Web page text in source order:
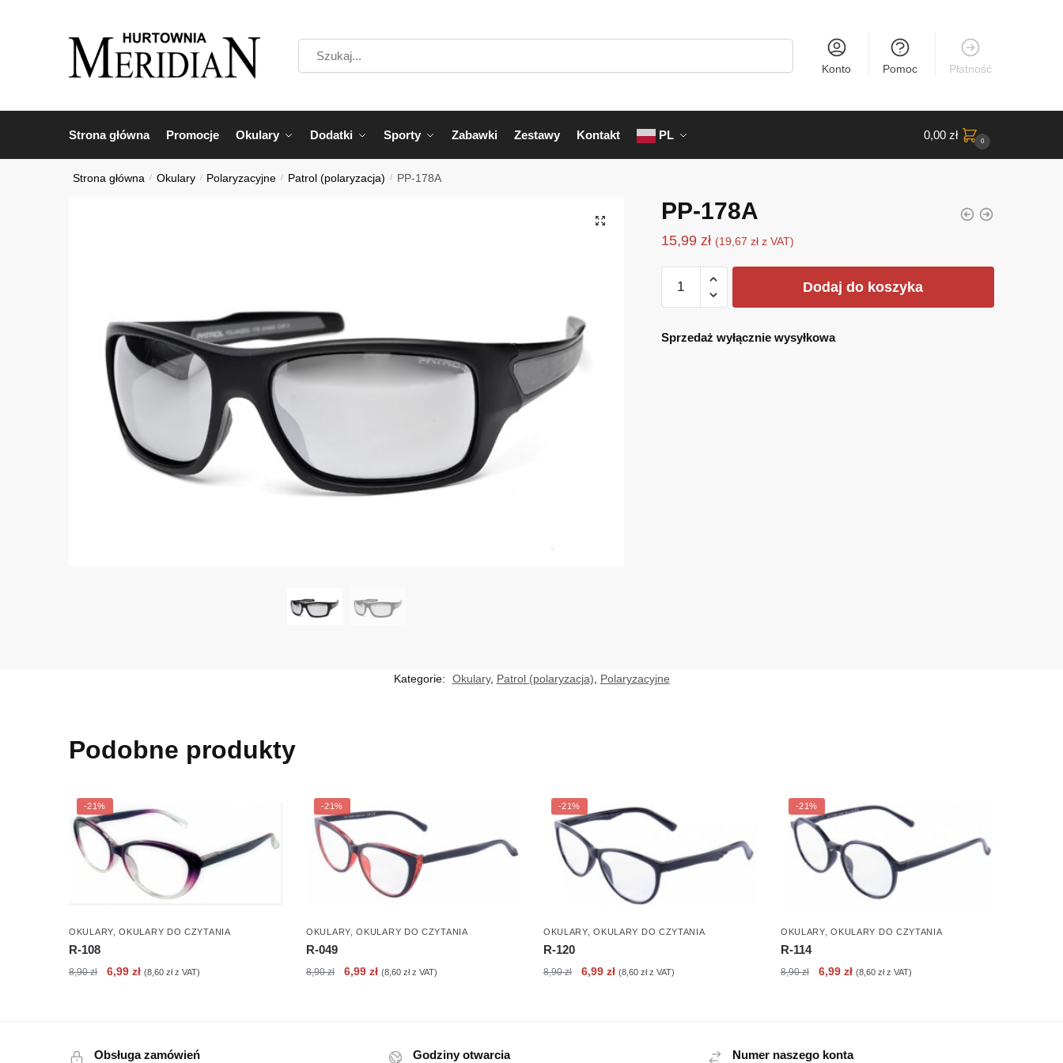
Konto Pomoc Płatność
Strona główna Promocje Okulary Dodatki Sporty Zabawki Zestawy Kontakt PL 0,00 zł 0
Strona główna / Okulary / Polaryzacyjne / Patrol (polaryzacja) / PP-178A
PP-178A
15,99 zł (19,67 złz VAT)
PP-
Dodaj do koszyka
Sprzedaż wyłącznie wysyłkowa
Kategorie: Okulary, Patrol (polaryzacja) Polaryzacyjne
Podobne produkty
-21%
OKULARY,OKULARY DO CZYTANIA
R-108
8,90zł
Pierwotna
6,99złAktualna
(8,60złz VAT)
-21%
OKULARY,OKULARY DO CZYTANIA
R-049
8,90zł
Pierwotna
6,99 złAktualna
(8,60 złz VAT)
-21%
OKULARY,OKULARY DO CZYTANIA
R-120
8,90zł
Pierwotna
6,99 złAktualna
(8,60 złz VAT)
-21%
OKULARY,OKULARY DO CZYTANIA
R-114
8,90zł
Pierwotna
6,99 złAktualna
(8,60 złz VAT)
Obsługa zamówień Godziny otwarcia Numer naszego konta